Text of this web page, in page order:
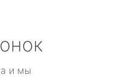
и мы